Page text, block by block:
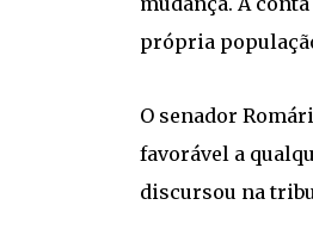
própria
O senador
favorável a
discursou na